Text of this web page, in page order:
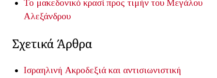
Το μακεδονικό κρασί προς τιμήν του Μεγάλου
Αλεξάνδρου
Σχετικά Άρθρα
Ισραηλινή Ακροδεξιά και αντισιωνιστική